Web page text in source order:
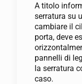
A titolo
serratura su
cambiare il
porta, deve
pannelli di
la serratura
caso.